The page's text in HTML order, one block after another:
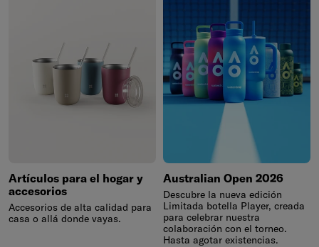
Artículos para el hogar y
accesorios
Accesorios de alta calidad para
casa o allá donde vayas.
Australian Open 2026
Descubre la nueva edición
Limitada botella Player, creada
para celebrar nuestra
colaboración con el torneo.
Hasta agotar existencias.